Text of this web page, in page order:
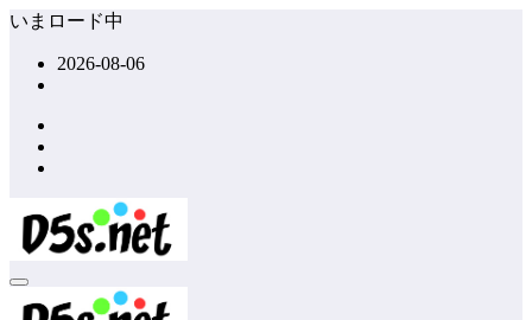
コ
ッ
プ
いまロード中
2026-08-06